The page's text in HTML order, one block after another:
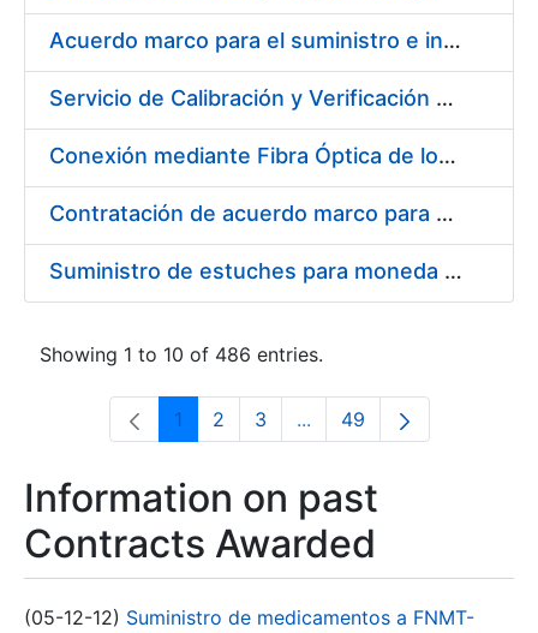
Acuerdo marco para el suministro e instalación de persianas, estores y otros complementos
Servicio de Calibración y Verificación Externa de los Equipos de Medición del Servicio de Prevención de la FNMT-RCM
Conexión mediante Fibra Óptica de los Centros de Proceso de Datos (CPDs) de las sedes de la FNMT-RCM de Burgos y Madrid
Contratación de acuerdo marco para el Suministro de Material de Electricidad para la Fábrica Nacional de Moneda y Timbre-Real Casa de la Moneda en su centro de trabajo de Burgos
Suministro de estuches para moneda de 30 €
Showing 1 to 10 of 486 entries.
Page
1 Page
2 Page
3 ...Intermediate Pages Use
Page
49
Information on past
Contracts Awarded
(05-12-12) Suministro de medicamentos a FNMT-